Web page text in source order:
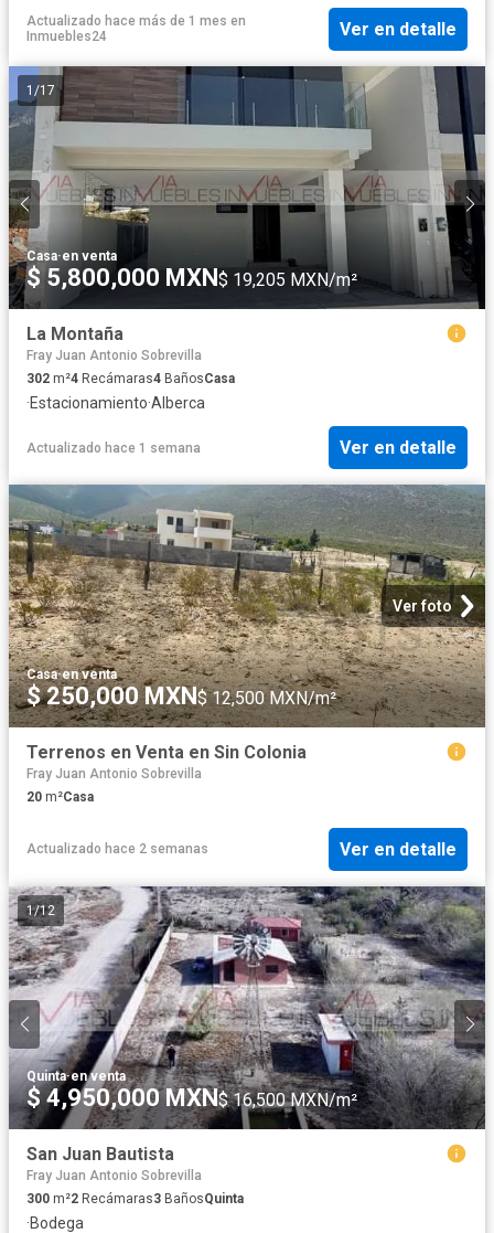
Actualizado hace más de 1 mes en
Inmuebles24
Ver en detalle
1 /17
Casa·en venta
$ 5,800,000 MXN$ 19,205 MXN/m²
La Montaña
Fray Juan Antonio Sobrevilla
302 m²4 Recámaras4 BañosCasa
·Estacionamiento·Alberca
Actualizado hace 1 semana Ver en detalle
Ver foto
Casa·en venta
$ 250,000 MXN$ 12,500 MXN/m²
Terrenos en Venta en Sin Colonia
Fray Juan Antonio Sobrevilla
20 m²Casa
Actualizado hace 2 semanas Ver en detalle
1/12
Quinta·en venta
$ 4,950,000 MXN$ 16,500 MXN/m²
San Juan Bautista
Fray Juan Antonio Sobrevilla
300 m²2 Recámaras3 BañosQuinta
·Bodega